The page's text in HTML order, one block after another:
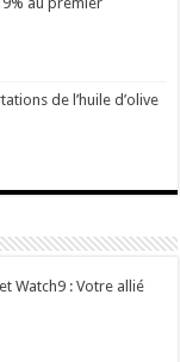
de l’huile d’olive
Watch9 : Votre allié